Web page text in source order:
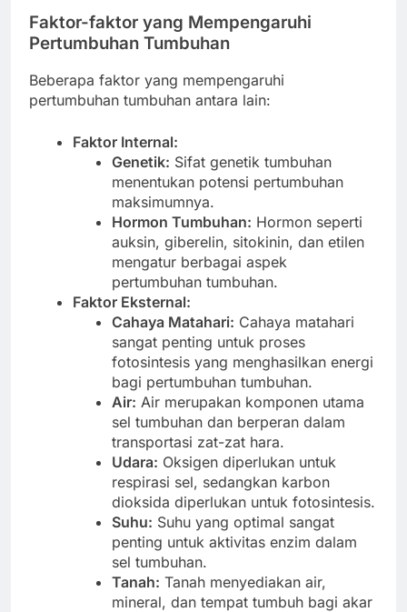
Faktor-faktor yang Mempengaruhi
Pertumbuhan Tumbuhan
Beberapa faktor yang mempengaruhi
pertumbuhan tumbuhan antara lain:
Faktor Internal:
Genetik: Sifat genetik tumbuhan
menentukan potensi pertumbuhan
maksimumnya.
Hormon Tumbuhan: Hormon seperti
auksin, giberelin, sitokinin, dan etilen
mengatur berbagai aspek
pertumbuhan tumbuhan.
Faktor Eksternal:
Cahaya Matahari: Cahaya matahari
sangat penting untuk proses
fotosintesis yang menghasilkan energi
bagi pertumbuhan tumbuhan.
Air: Air merupakan komponen utama
sel tumbuhan dan berperan dalam
transportasi zat-zat hara.
Udara: Oksigen diperlukan untuk
respirasi sel, sedangkan karbon
dioksida diperlukan untuk fotosintesis.
Suhu: Suhu yang optimal sangat
penting untuk aktivitas enzim dalam
sel tumbuhan.
Tanah: Tanah menyediakan air,
mineral, dan tempat tumbuh bagi akar